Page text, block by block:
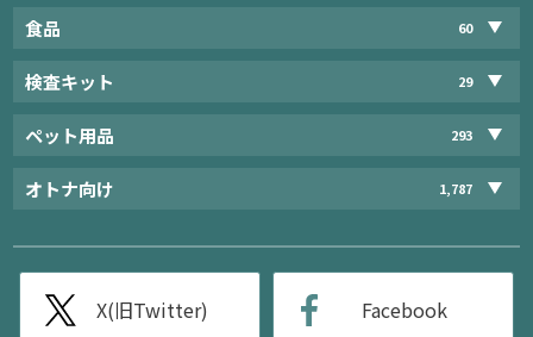
食品 60
検査キット 29
ペット用品 293
オトナ向け 1,787
X(旧Twitter) Facebook